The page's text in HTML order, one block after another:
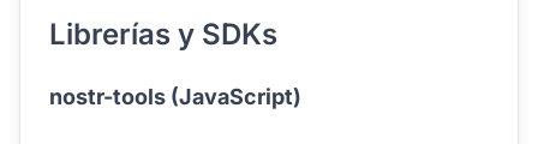
Librerías y SDKs
nostr-tools (JavaScript)